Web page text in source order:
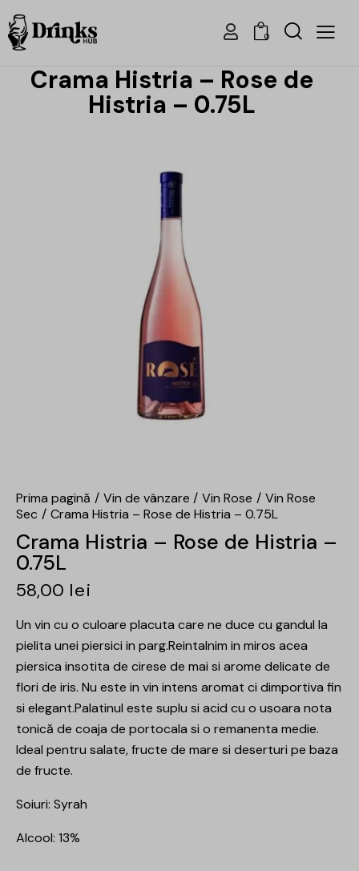
0
Crama Histria – Rose de
Histria – 0.75L
Prima pagină Vin de vânzare Vin Rose
Vin Rose
Sec
Crama Histria – Rose de Histria – 0.75L
Crama Histria – Rose de Histria –
0.75L
58,00 lei
Un vin cu o culoare placuta care ne duce cu gandul la
pielita unei piersici in parg.Reintalnim in miros acea
piersica insotita de cirese de mai si arome delicate de
flori de iris. Nu este in vin intens aromat ci dimportiva fin
si elegant.Palatinul este suplu si acid cu o usoara nota
tonică de coaja de portocala si o remanenta medie.
Ideal pentru salate, fructe de mare si deserturi pe baza
de fructe.
Soiuri: Syrah
Alcool: 13%